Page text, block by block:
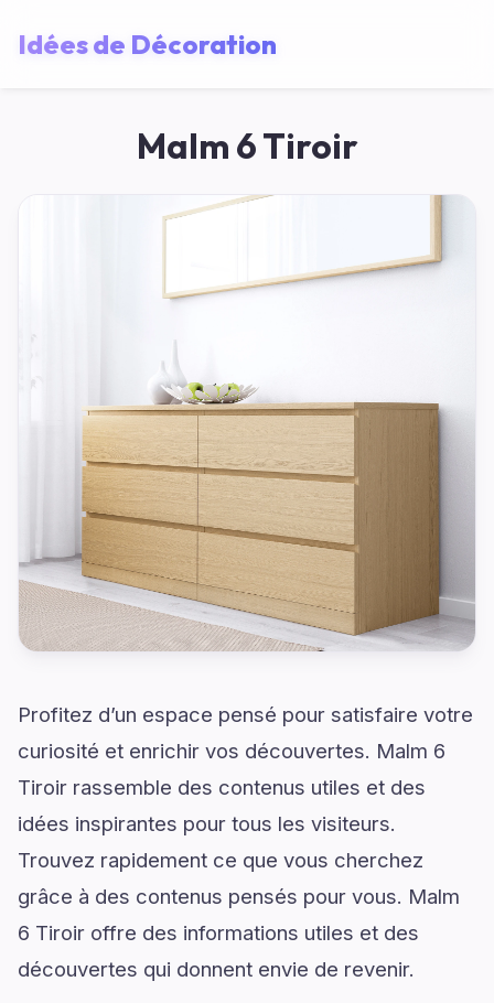
Idées de Décoration
Malm 6 Tiroir
Profitez d’un espace pensé pour satisfaire votre
curiosité et enrichir vos découvertes. Malm 6
Tiroir rassemble des contenus utiles et des
idées inspirantes pour tous les visiteurs.
Trouvez rapidement ce que vous cherchez
grâce à des contenus pensés pour vous. Malm
6 Tiroir offre des informations utiles et des
découvertes qui donnent envie de revenir.